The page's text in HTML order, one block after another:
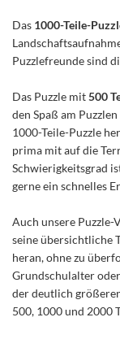
Das 1000-Teile-
Puzzlefreunde sind
Das Puzzle mit500
den Spaß am
1000-Teile-Puzzle
prima mit auf die
Schwierigkeitsgrad
gerne ein schnelles
Auch unsere Puzzle-
seine übersichtliche
heran, ohne zu
Grundschulalter
der deutlich
500, 1000 und 2000